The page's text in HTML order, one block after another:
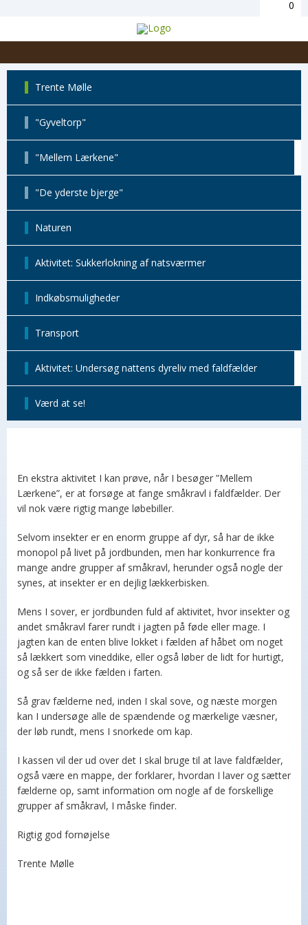
0
Trente Mølle
"Gyveltorp"
"Mellem Lærkene"
"De yderste bjerge"
Naturen
Aktivitet: Sukkerlokning af natsværmer
Indkøbsmuligheder
Transport
Aktivitet: Undersøg nattens dyreliv med faldfælder
Værd at se!
En ekstra aktivitet I kan prøve, når I besøger ”Mellem
Lærkene”, er at forsøge at fange småkravl i faldfælder. Der
vil nok være rigtig mange løbebiller.
Selvom insekter er en enorm gruppe af dyr, så har de ikke
monopol på livet på jordbunden, men har konkurrence fra
mange andre grupper af småkravl, herunder også nogle der
synes, at insekter er en dejlig lækkerbisken.
Mens I sover, er jordbunden fuld af aktivitet, hvor insekter og
andet småkravl farer rundt i jagten på føde eller mage. I
jagten kan de enten blive lokket i fælden af håbet om noget
så lækkert som vineddike, eller også løber de lidt for hurtigt,
og så ser de ikke fælden i farten.
Så grav fælderne ned, inden I skal sove, og næste morgen
kan I undersøge alle de spændende og mærkelige væsner,
der løb rundt, mens I snorkede om kap.
I kassen vil der ud over det I skal bruge til at lave faldfælder,
også være en mappe, der forklarer, hvordan I laver og sætter
fælderne op, samt information om nogle af de forskellige
grupper af småkravl, I måske finder.
Rigtig god fornøjelse
Trente Mølle